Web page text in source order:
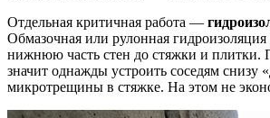
Отдельная критичная работа —
Обмазочная или рулонная
нижнюю часть стен до стяжки и плитки.
значит однажды устроить соседям снизу
микротрещины в стяжке. На этом не